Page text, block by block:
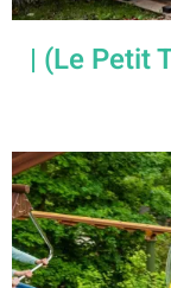
מתקן הרכבת הקטנה – (Le Petit Train) |